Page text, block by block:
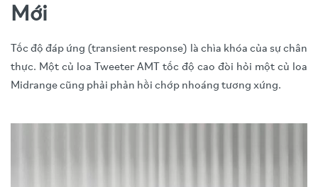
Mới
Tốc độ đáp ứng (transient response) là chìa khóa của sự chân
thực. Một củ loa Tweeter AMT tốc độ cao đòi hỏi một củ loa
Midrange cũng phải phản hồi chớp nhoáng tương xứng.